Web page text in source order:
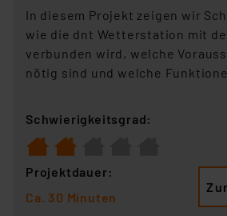
In diesem Projekt zeigen wir
wie die dnt Wetterstation mit
verbunden wird, welche
nötig sind und welche
Schwierigkeitsgrad:
Projektdauer:
Ca. 30 Minuten